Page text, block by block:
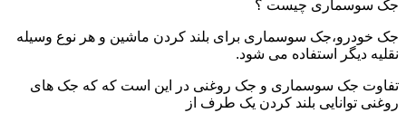
جک سوسماری چیست ؟
جک خودرو،جک سوسماری برای بلند کردن ماشین و هر نوع وسیله
نقلیه دیگر استفاده می شود.
تفاوت جک سوسماری و جک روغنی در این است که که جک های
روغنی توانایی بلند کردن یک طرف از